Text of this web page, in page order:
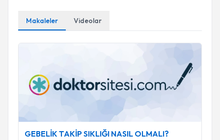
Makaleler Videolar
GEBELİK TAKİP SIKLIĞI NASIL OLMALI?